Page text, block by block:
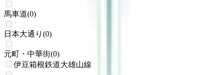
馬車道(0)
日本大通り (0)
元町・中華街(0)
伊豆箱根鉄道大雄山線